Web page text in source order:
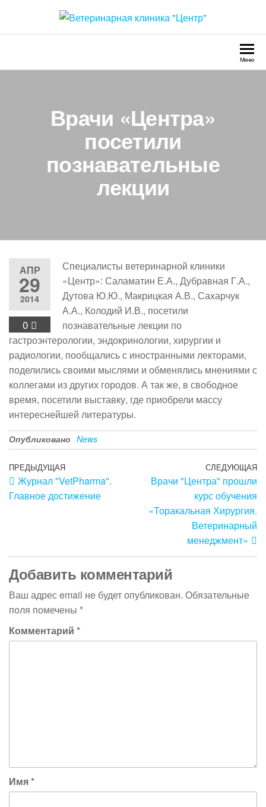
содержимомуВетеринарная клиника
Круглосуточно
Меню
Врачи «Центра»
посетили
познавательные
лекции
АПР
29
2014
0
Специалисты ветеринарной клиники
«Центр»: Саламатин Е.А., Дубравная Г.А.,
Дутова Ю.Ю., Макрицкая А.В., Сахарчук
А.А., Колодий И.В., посетили
познавательные лекции по
гастроэнтерологии, эндокринологии, хирургии и
радиологии, пообщались с иностранными лекторами,
поделились своими мыслями и обменялись мнениями с
коллегами из других городов. А так же, в свободное
время, посетили выставку, где приобрели массу
интереснейшей литературы.
Опубликовано News
Навигация
по
записям
Предыдущая
запись
ПРЕДЫДУЩАЯ
Журнал "VetPharma".
Главное достижение
СЛЕДУЮЩАЯ
Врачи "Центра" прошли
курс обучения
«Торакальная Хирургия.
Ветеринарный
менеджмент»
Добавить комментарий
Ваш адрес email не будет опубликован. Обязательные
поля помечены *
Комментарий *
Имя*